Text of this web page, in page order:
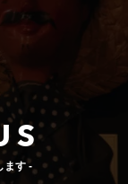
ます -